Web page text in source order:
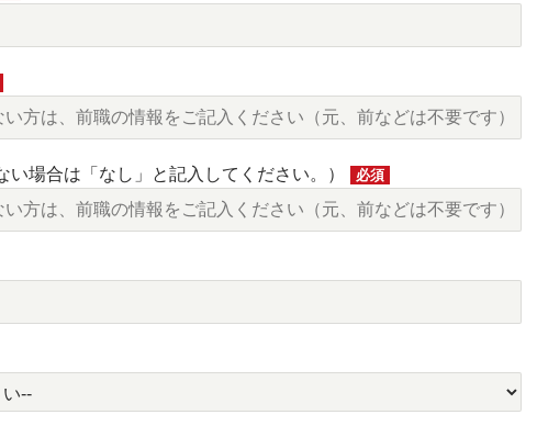
場合は「なし」と記入してください。） 必須